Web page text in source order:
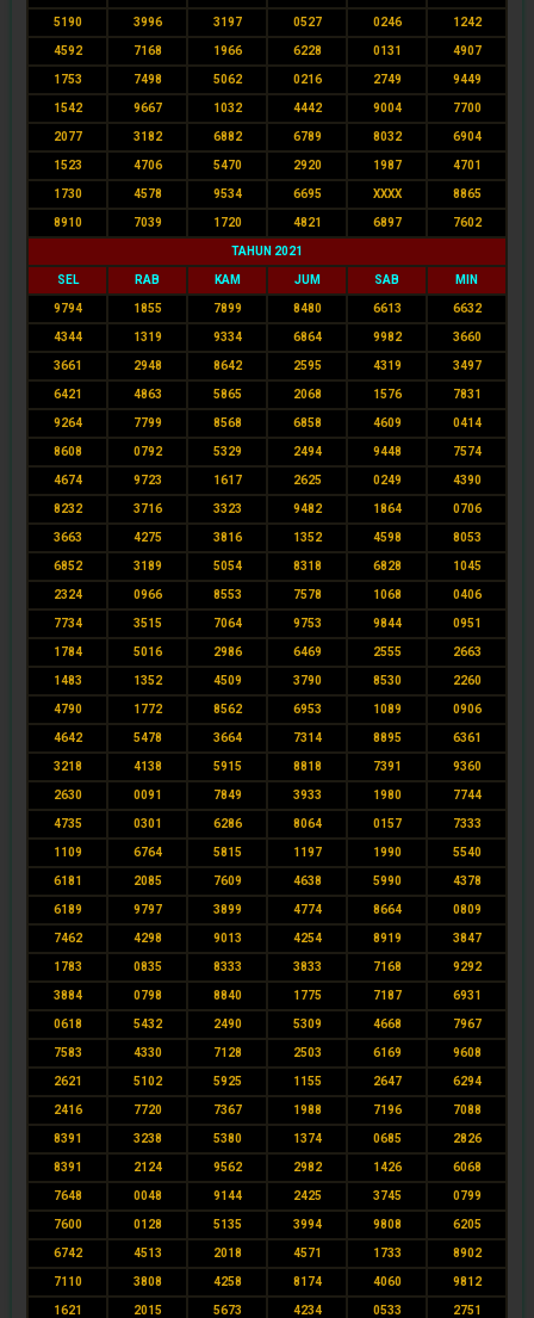
5190 3996 3197 0527 0246 1242
4592 7168 1966 6228 0131 4907
1753 7498 5062 0216 2749 9449
1542 9667 1032 4442 9004 7700
2077 3182 6882 6789 8032 6904
1523 4706 5470 2920 1987 4701
1730 4578 9534 6695 XXXX 8865
8910 7039 1720 4821 6897 7602
TAHUN 2021
SEL RAB KAM JUM SAB MIN
9794 1855 7899 8480 6613 6632
4344 1319 9334 6864 9982 3660
3661 2948 8642 2595 4319 3497
6421 4863 5865 2068 1576 7831
9264 7799 8568 6858 4609 0414
8608 0792 5329 2494 9448 7574
4674 9723 1617 2625 0249 4390
8232 3716 3323 9482 1864 0706
3663 4275 3816 1352 4598 8053
6852 3189 5054 8318 6828 1045
2324 0966 8553 7578 1068 0406
7734 3515 7064 9753 9844 0951
1784 5016 2986 6469 2555 2663
1483 1352 4509 3790 8530 2260
4790 1772 8562 6953 1089 0906
4642 5478 3664 7314 8895 6361
3218 4138 5915 8818 7391 9360
2630 0091 7849 3933 1980 7744
4735 0301 6286 8064 0157 7333
1109 6764 5815 1197 1990 5540
6181 2085 7609 4638 5990 4378
6189 9797 3899 4774 8664 0809
7462 4298 9013 4254 8919 3847
1783 0835 8333 3833 7168 9292
3884 0798 8840 1775 7187 6931
0618 5432 2490 5309 4668 7967
7583 4330 7128 2503 6169 9608
2621 5102 5925 1155 2647 6294
2416 7720 7367 1988 7196 7088
8391 3238 5380 1374 0685 2826
8391 2124 9562 2982 1426 6068
7648 0048 9144 2425 3745 0799
7600 0128 5135 3994 9808 6205
6742 4513 2018 4571 1733 8902
7110 3808 4258 8174 4060 9812
1621 2015 5673 4234 0533 2751